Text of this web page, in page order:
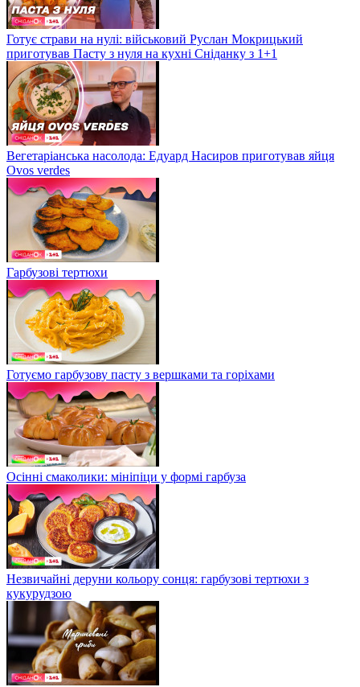
Готує страви на нулі: військовий Руслан Мокрицький
приготував Пасту з нуля на кухні Сніданку з 1+1
Вегетаріанська насолода: Едуард Насиров приготував яйця
Ovos verdes
Гарбузові тертюхи
Готуємо гарбузову пасту з вершками та горіхами
Осінні смаколики: мініпіци у формі гарбуза
Незвичайні деруни кольору сонця: гарбузові тертюхи з
кукурудзою